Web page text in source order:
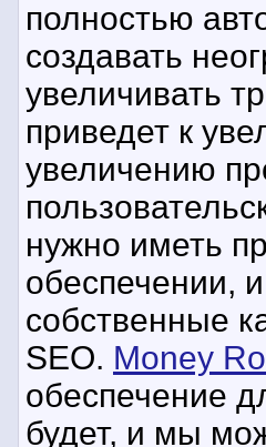
полностью
создавать
увеличивать
приведет к
увеличению
нужно иметь
обеспечении,
собственные
SEO. Money
обеспечение
будет, и мы